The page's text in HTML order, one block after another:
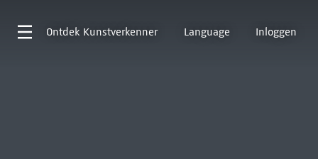
Ontdek Kunstverkenner Language Inloggen